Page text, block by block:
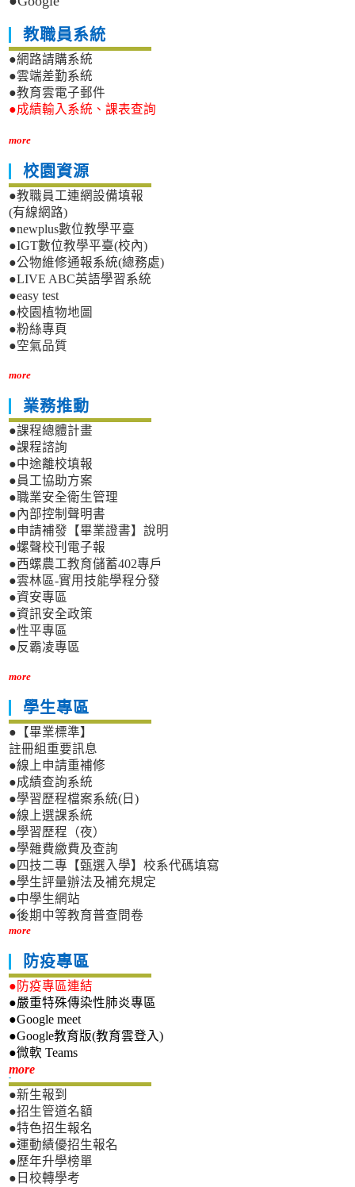
教職員系統
●網路請購系統
●雲端差勤系統
●教育雲電子郵件
●成績輸入系統、課表查詢
more
校園資源
●教職員工連網設備填報
(有線網路)
●newplus數位教學平臺
●IGT數位教學平臺(校內)
●公物維修通報系統(總務處)
●LIVE ABC英語學習系統
●easy test
●校園植物地圖
●粉絲專頁
●空氣品質
more
業務推動
●課程總體計畫
●課程諮詢
●中途離校填報
●員工協助方案
●職業安全衛生管理
●內部控制聲明書
●申請補發【畢業證書】說明
●螺聲校刊電子報
●西螺農工教育儲蓄402專戶
●雲林區-實用技能學程分發
●資安專區
●資訊安全政策
●性平專區
●反霸凌專區
more
學生專區
●【畢業標準】
註冊組重要訊息
●線上申請重補修
●成績查詢系統
●學習歷程檔案系統(日)
●線上選課系統
●學習歷程（夜）
●學雜費繳費及查詢
●四技二專【甄選入學】校系代碼填寫
●學生評量辦法及補充規定
●中學生網站
●後期中等教育普查問卷
more
防疫專區
●防疫專區連結
●嚴重特殊傳染性肺炎專區
●Google meet
●Google教育版(教育雲登入)
●微軟 Teams
more新生專區
●新生報到
●招生管道名額
●特色招生報名
●運動績優招生報名
●歷年升學榜單
●日校轉學考